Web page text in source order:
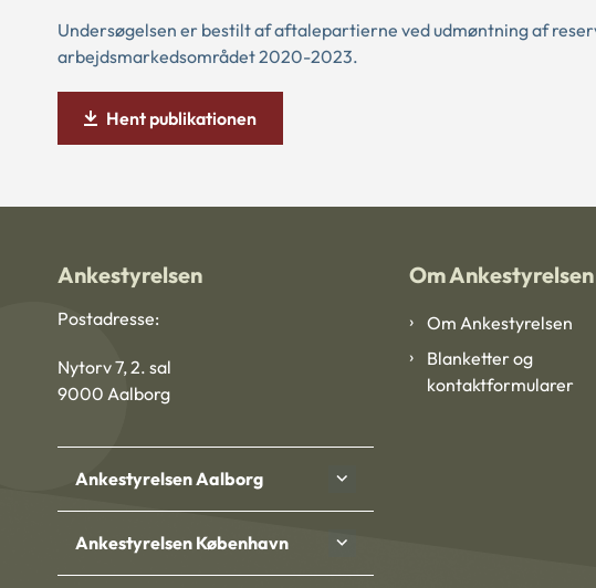
Undersøgelsen er bestilt af aftalepartierne ved udmøntning af
arbejdsmarkedsområdet 2020-2023.
Hent publikationen
Ankestyrelsen
Postadresse:
Nytorv 7, 2. sal
9000 Aalborg
Ankestyrelsen Aalborg
Ankestyrelsen København
Om Ankestyrelsen
Om Ankestyrelsen
Blanketter og
kontaktformularer